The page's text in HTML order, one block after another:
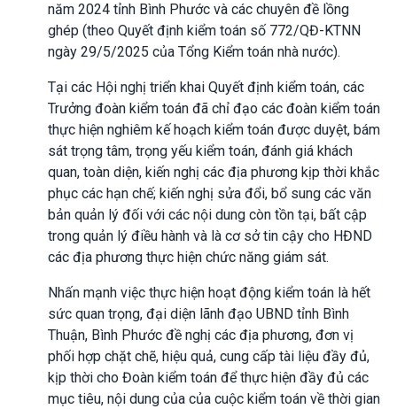
năm 2024 tỉnh Bình Phước và các chuyên đề lồng
ghép (theo Quyết định kiểm toán số 772/QĐ-KTNN
ngày 29/5/2025 của Tổng Kiểm toán nhà nước).
Tại các Hội nghị triển khai Quyết định kiểm toán, các
Trưởng đoàn kiểm toán đã chỉ đạo các đoàn kiểm toán
thực hiện nghiêm kế hoạch kiểm toán được duyệt, bám
sát trọng tâm, trọng yếu kiểm toán, đánh giá khách
quan, toàn diện, kiến nghị các địa phương kịp thời khắc
phục các hạn chế; kiến nghị sửa đổi, bổ sung các văn
bản quản lý đối với các nội dung còn tồn tại, bất cập
trong quản lý điều hành và là cơ sở tin cậy cho HĐND
các địa phương thực hiện chức năng giám sát.
Nhấn mạnh việc thực hiện hoạt động kiểm toán là hết
sức quan trọng, đại diện lãnh đạo UBND tỉnh Bình
Thuận, Bình Phước đề nghị các địa phương, đơn vị
phối hợp chặt chẽ, hiệu quả, cung cấp tài liệu đầy đủ,
kịp thời cho Đoàn kiểm toán để thực hiện đầy đủ các
mục tiêu, nội dung của của cuộc kiểm toán về thời gian